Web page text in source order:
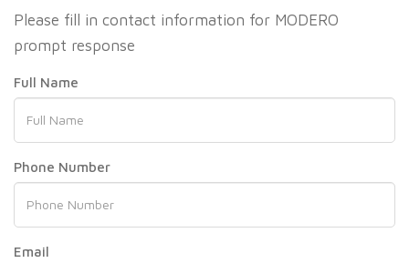
Please fill in contact information for MODERO
prompt response
Full Name
Phone Number
Email